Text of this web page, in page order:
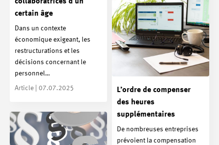
collaboratrices d’un
certain âge
Dans un contexte
économique exigeant, les
restructurations et les
décisions concernant le
personnel…
Article | 07.07.2025
L’ordre de compenser
des heures
supplémentaires
De nombreuses entreprises
prévoient la compensation